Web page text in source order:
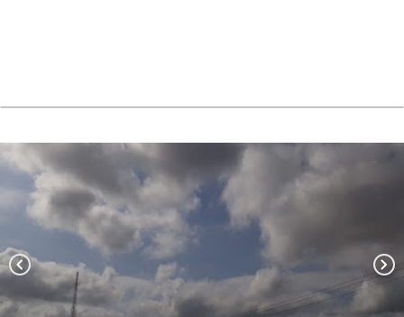
chevron_left chevron_right